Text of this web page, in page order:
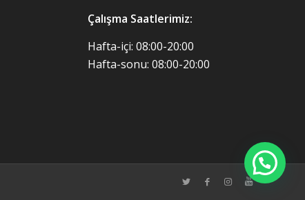
Çalışma Saatlerimiz:
Hafta-içi: 08:00-20:00
Hafta-sonu: 08:00-20:00